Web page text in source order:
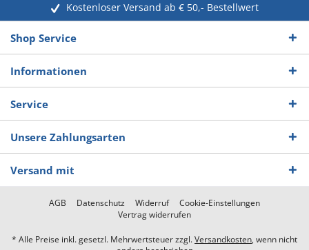
Kostenloser Versand ab € 50,- Bestellwert
Shop Service
Informationen
Service
Unsere Zahlungsarten
Versand mit
AGB Datenschutz Widerruf
Cookie-Einstellungen
Vertrag widerrufen
* Alle Preise inkl. gesetzl. Mehrwertsteuer zzgl.Versandkosten, wenn nicht